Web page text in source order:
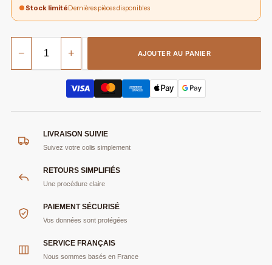
Stock limitéDernières pièces disponibles
− + AJOUTER AU PANIER
LIVRAISON SUIVIE
Suivez votre colis simplement
RETOURS SIMPLIFIÉS
Une procédure claire
PAIEMENT SÉCURISÉ
Vos données sont protégées
SERVICE FRANÇAIS
Nous sommes basés en France